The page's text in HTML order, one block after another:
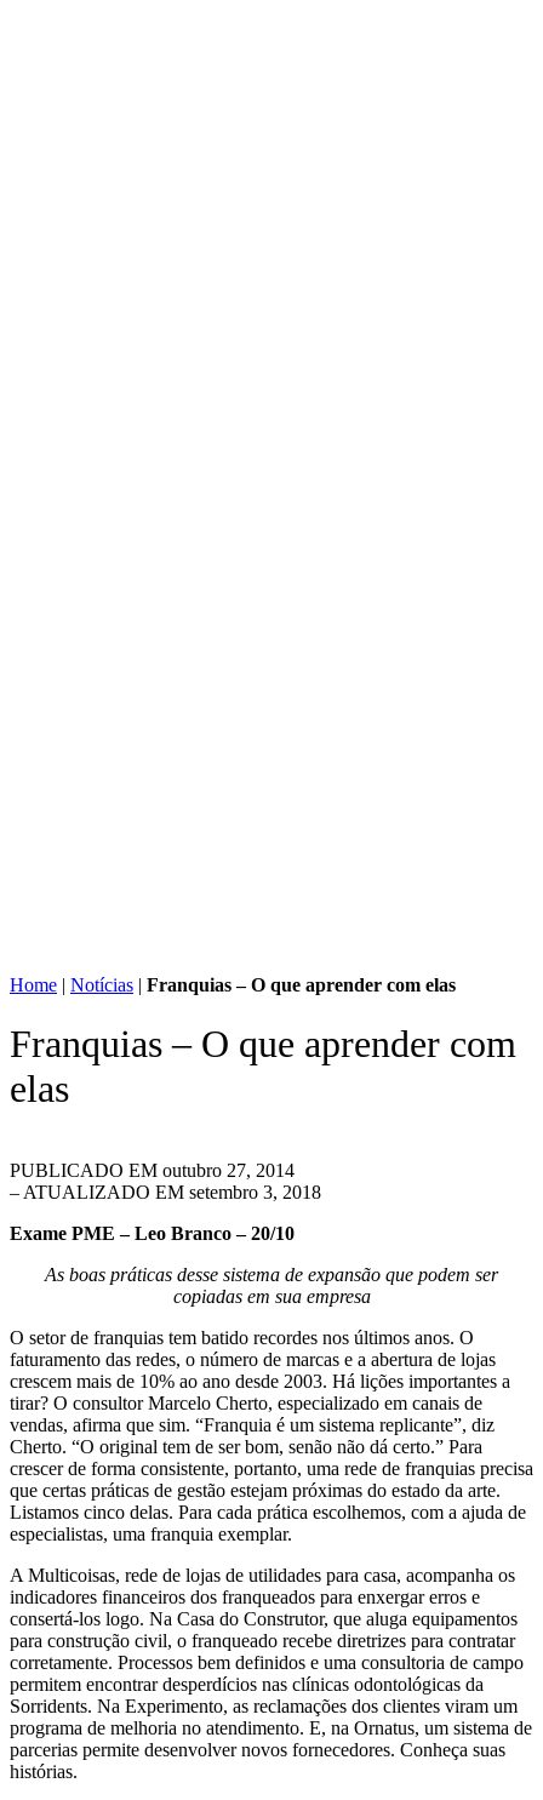
Home | Notícias | Franquias – O que aprender com elas
Franquias – O que aprender com
elas
PUBLICADO EM outubro 27, 2014
– ATUALIZADO EM setembro 3, 2018
Exame PME – Leo Branco – 20/10
As boas práticas desse sistema de expansão que podem ser
copiadas em sua empresa
O setor de franquias tem batido recordes nos últimos anos. O
faturamento das redes, o número de marcas e a abertura de lojas
crescem mais de 10% ao ano desde 2003. Há lições importantes a
tirar? O consultor Marcelo Cherto, especializado em canais de
vendas, afirma que sim. “Franquia é um sistema replicante”, diz
Cherto. “O original tem de ser bom, senão não dá certo.” Para
crescer de forma consistente, portanto, uma rede de franquias precisa
que certas práticas de gestão estejam próximas do estado da arte.
Listamos cinco delas. Para cada prática escolhemos, com a ajuda de
especialistas, uma franquia exemplar.
A Multicoisas, rede de lojas de utilidades para casa, acompanha os
indicadores financeiros dos franqueados para enxergar erros e
consertá-los logo. Na Casa do Construtor, que aluga equipamentos
para construção civil, o franqueado recebe diretrizes para contratar
corretamente. Processos bem definidos e uma consultoria de campo
permitem encontrar desperdícios nas clínicas odontológicas da
Sorridents. Na Experimento, as reclamações dos clientes viram um
programa de melhoria no atendimento. E, na Ornatus, um sistema de
parcerias permite desenvolver novos fornecedores. Conheça suas
histórias.